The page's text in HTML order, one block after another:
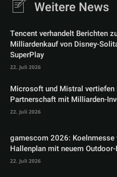
Weitere News
Tencent verhandelt Berichten
Milliardenkauf von Disney-
SuperPlay
22. Juli 2026
Microsoft und Mistral vertiefen
Partnerschaft mit Milliarden-
22. Juli 2026
gamescom 2026:
Hallenplan mit neuem
22. Juli 2026